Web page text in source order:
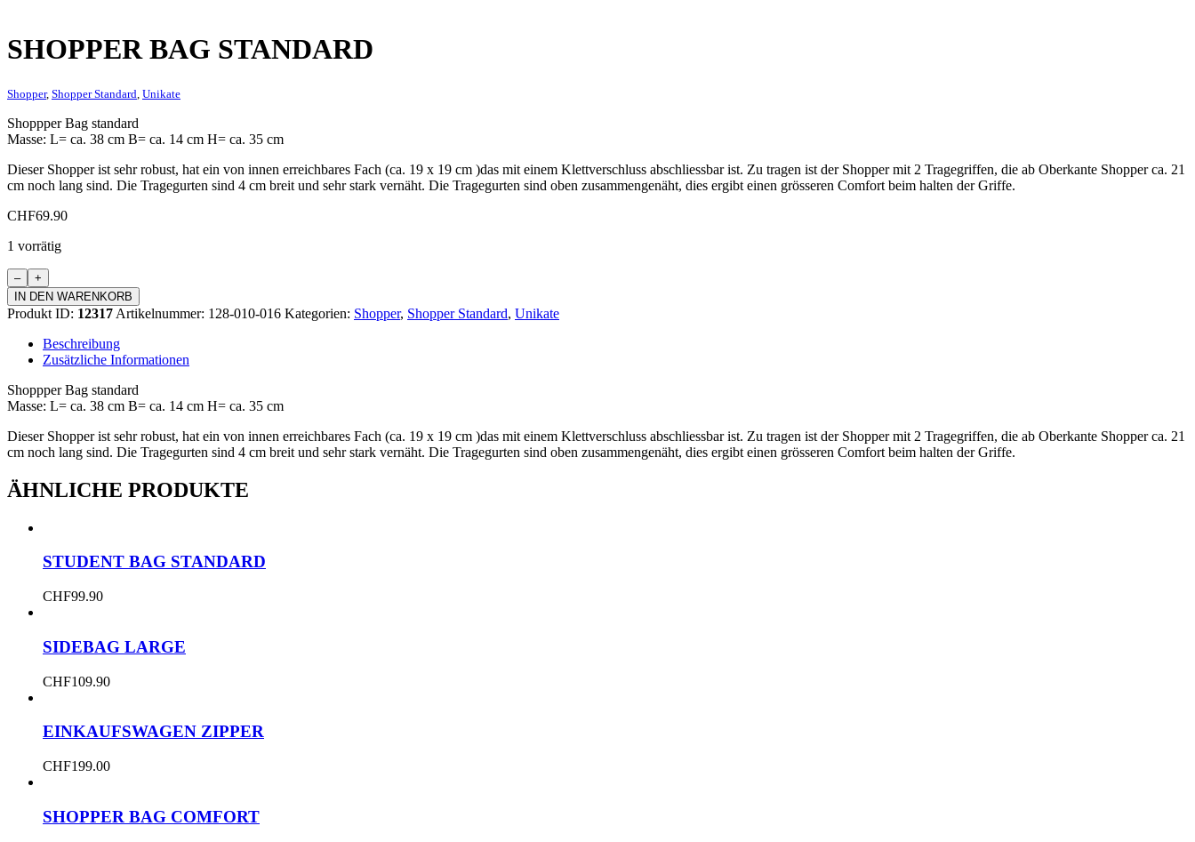
SHOPPER BAG STANDARD
Shopper, Shopper Standard Unikate
Shoppper Bag standard
Masse: L= ca. 38 cm B= ca. 14 cm H= ca. 35 cm
Dieser Shopper ist sehr robust, hat ein von innen erreichbares Fach (ca. 19 x 19 cm )das mit einem Klettverschluss abschliessbar ist. Zu tragen ist der Shopper mit 2 Tragegriffen, die ab Oberkante Shopper ca. 21
cm noch lang sind. Die Tragegurten sind 4 cm breit und sehr stark vernäht. Die Tragegurten sind oben zusammengenäht, dies ergibt einen grösseren Comfort beim halten der Griffe.
CHF69.90
1 vorrätig
Shopper
Bag
standard
Menge
IN DEN WARENKORB
Produkt ID: 12317 Artikelnummer: 128-010-016 Kategorien: Shopper, Shopper Standard, Unikate
Beschreibung
Zusätzliche Informationen
Shoppper Bag standard
Masse: L= ca. 38 cm B= ca. 14 cm H= ca. 35 cm
Dieser Shopper ist sehr robust, hat ein von innen erreichbares Fach (ca. 19 x 19 cm )das mit einem Klettverschluss abschliessbar ist. Zu tragen ist der Shopper mit 2 Tragegriffen, die ab Oberkante Shopper ca. 21
cm noch lang sind. Die Tragegurten sind 4 cm breit und sehr stark vernäht. Die Tragegurten sind oben zusammengenäht, dies ergibt einen grösseren Comfort beim halten der Griffe.
ÄHNLICHE PRODUKTE
STUDENT BAG STANDARD
CHF99.90
SIDEBAG LARGE
CHF109.90
EINKAUFSWAGEN ZIPPER
CHF199.00
SHOPPER BAG COMFORT